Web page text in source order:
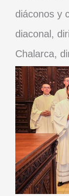
diáconos y
diaconal,
Chalarca,